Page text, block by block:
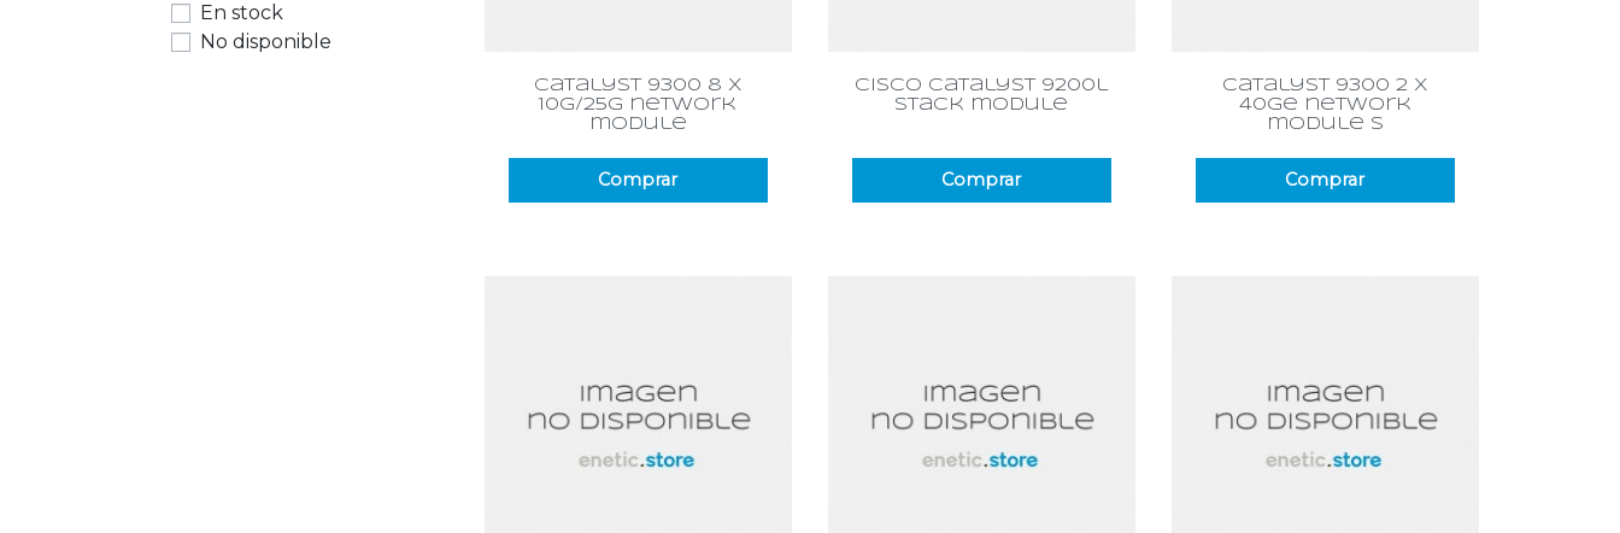
En stock
No disponible
Vista rápida
catalyst 9300 8 x
10g/25g network
module
Comprar
Vista rápida
cisco catalyst 9200l
stack module
Comprar
Vista rápida
catalyst 9300 2 x
40ge network
module s
Comprar